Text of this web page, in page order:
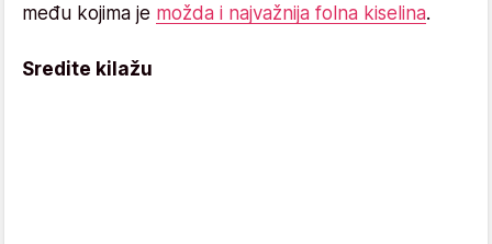
među kojima je možda i najvažnija folna kiselina.
Sredite kilažu